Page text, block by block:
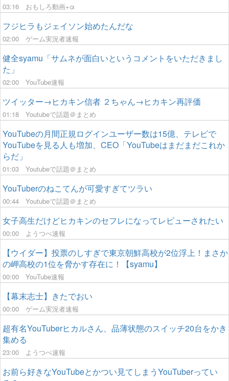
03:16 おもしろ動画+α
フジヒラもジェイソン始めたんだな
02:00 ゲーム実況者速報
健全syamu「サムネが面白いというコメントをいただきまし
た」
02:00 YouTube速報
ツイッター→ヒカキン信者 ２ちゃん→ヒカキン再評価
01:18 Youtubeで話題＠まとめ
YouTubeの月間正規ログインユーザー数は15億、テレビで
YouTubeを見る人も増加、CEO「YouTubeはまだまだこれか
らだ」
01:03 Youtubeで話題＠まとめ
YouTuberのねこてんが可愛すぎてツラい
00:44 Youtubeで話題＠まとめ
女子高生だけどヒカキンのセフレになってレビューされたい
00:00 ようつべ速報
【ウイダー】投票のしすぎで東京朝鮮高校が2位浮上！まさか
の岬高校の1位を脅かす存在に！【syamu】
00:00 YouTube速報
【幕末志士】きたでおい
00:00 ゲーム実況者速報
超有名YouTuberヒカルさん、品薄状態のスイッチ20台をかき
集める
23:00 ようつべ速報
お前ら好きなYouTubeとかつい見てしまうYouTuberってい